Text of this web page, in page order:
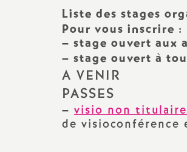
Lycée
BTS
CPGE
Classe
Liste d’aptitude
Temps partiel,
disponibilités,...
Liste des stages
Pour vous inscrire :
– stage ouvert aux
– stage ouvert à
A VENIR
PASSES
– visio non
de visioconférence